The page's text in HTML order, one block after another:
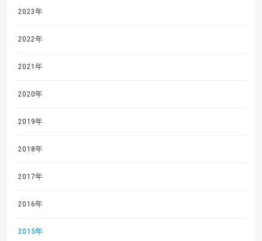
2023年
2022年
2021年
2020年
2019年
2018年
2017年
2016年
2015年